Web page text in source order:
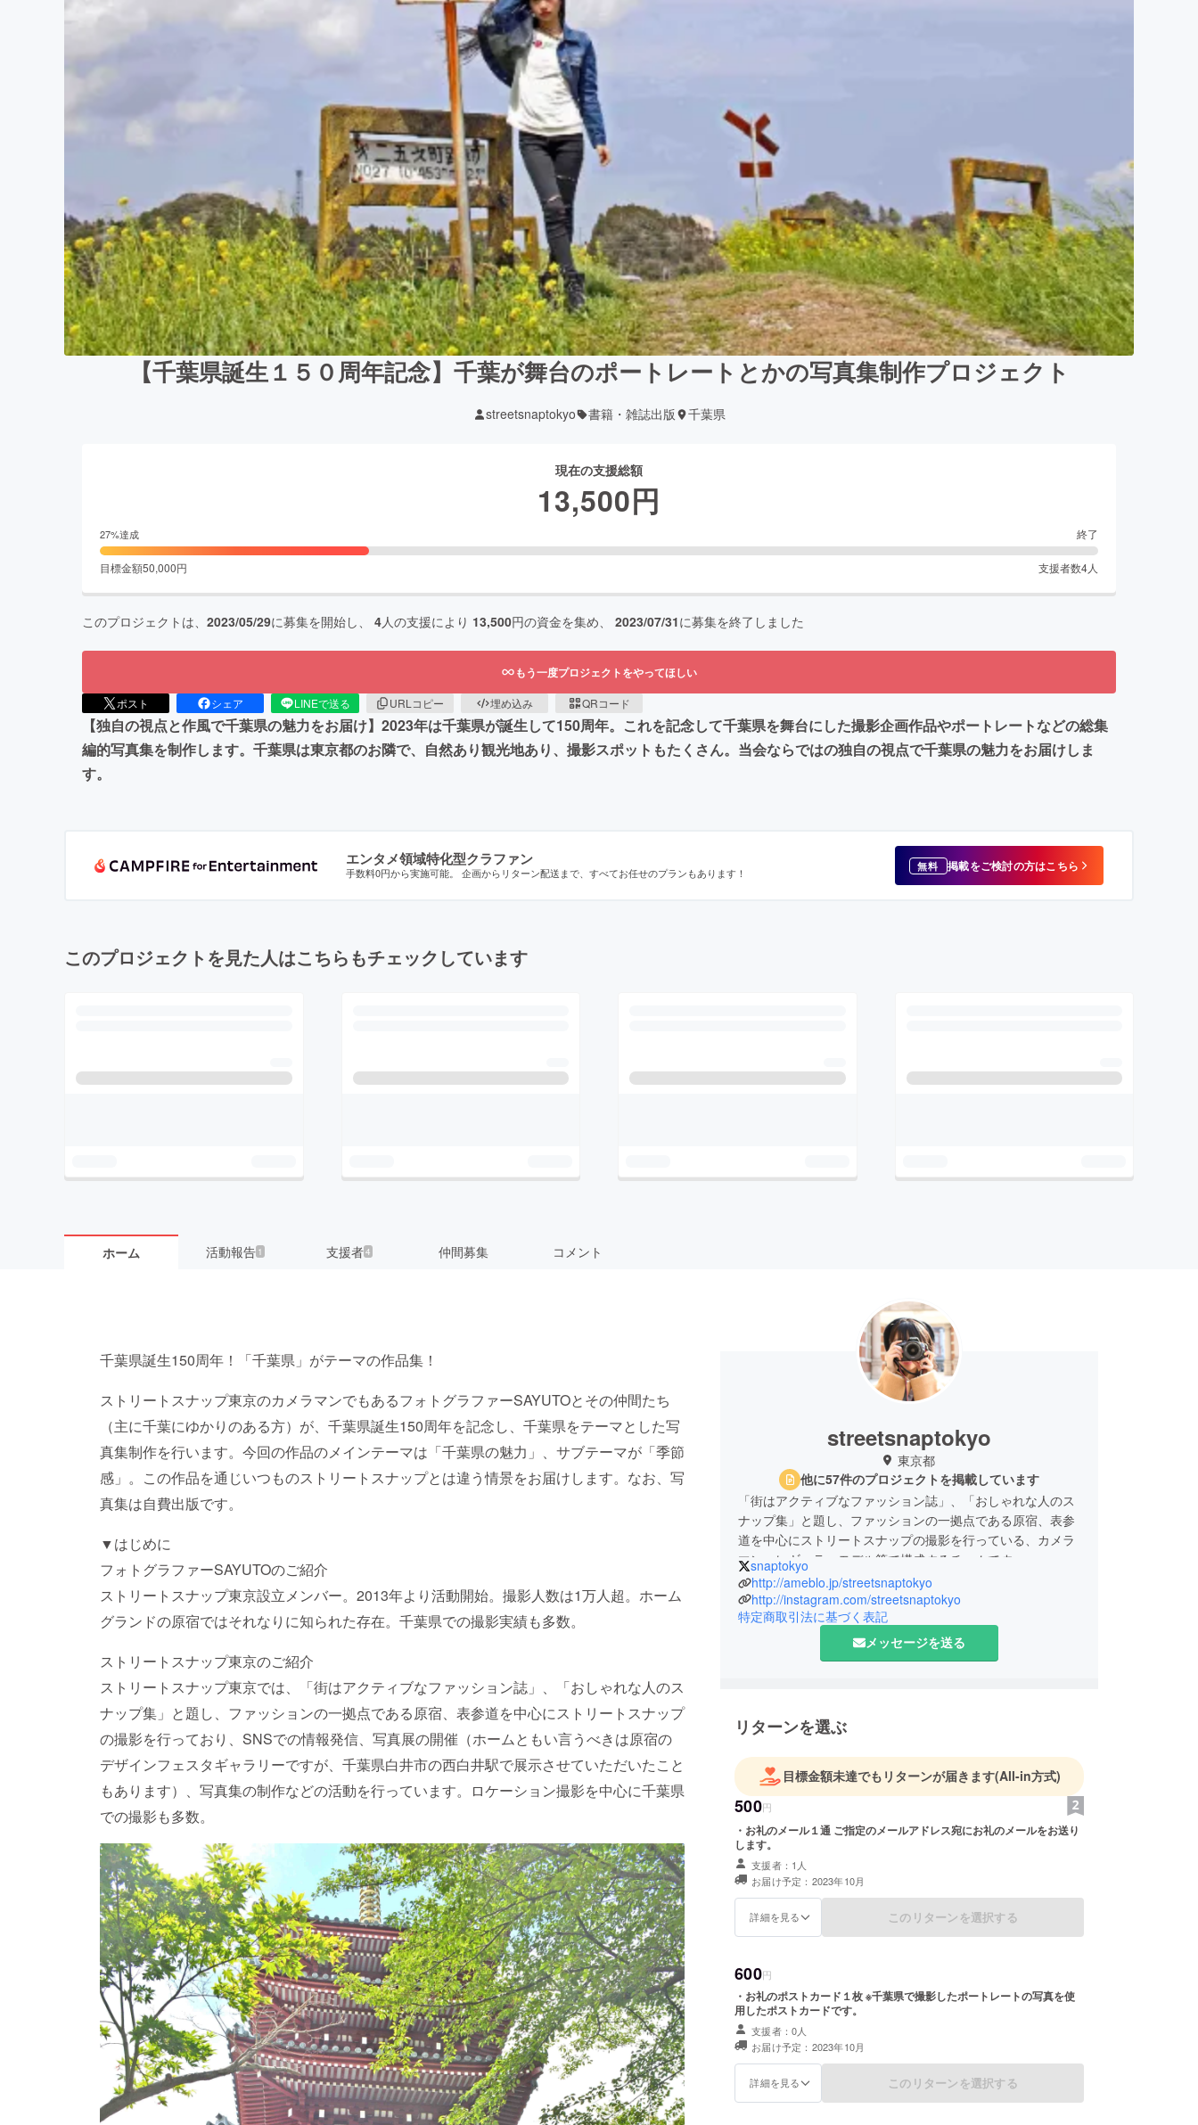
【千葉県誕生１５０周年記念】千葉が舞台のポートレートとかの写真集制作プロジェクト
streetsnaptokyo 書籍・雑誌出版 千葉県
現在の支援総額
13,500円
27%達成 終了
目標金額50,000円 支援者数4人
このプロジェクトは、 2023/05/29に募集を開始し、 4人の支援により 13,500円の資金を集め、 2023/07/31に募集を終了しました
もう一度プロジェクトをやってほしい
ポスト シェア LINEで送る URLコピー 埋め込み QRコード
【独自の視点と作風で千葉県の魅力をお届け】2023年は千葉県が誕生して150周年。これを記念して千葉県を舞台にした撮影企画作品やポートレートなどの総集
編的写真集を制作します。千葉県は東京都のお隣で、自然あり観光地あり、撮影スポットもたくさん。当会ならではの独自の視点で千葉県の魅力をお届けしま
す。
エンタメ領域特化型クラファン
手数料0円から実施可能。 企画からリターン配送まで、すべてお任せのプランもあります！ 無料 掲載をご検討の方はこちら
このプロジェクトを見た人はこちらもチェックしています
ホーム 活動報告 1 支援者4 仲間募集 コメント
千葉県誕生150周年！「千葉県」がテーマの作品集！
ストリートスナップ東京のカメラマンでもあるフォトグラファーSAYUTOとその仲間たち
（主に千葉にゆかりのある方）が、千葉県誕生150周年を記念し、千葉県をテーマとした写
真集制作を行います。今回の作品のメインテーマは「千葉県の魅力」、サブテーマが「季節
感」。この作品を通じいつものストリートスナップとは違う情景をお届けします。なお、写
真集は自費出版です。
▼はじめに
フォトグラファーSAYUTOのご紹介
ストリートスナップ東京設立メンバー。2013年より活動開始。撮影人数は1万人超。ホーム
グランドの原宿ではそれなりに知られた存在。千葉県での撮影実績も多数。
ストリートスナップ東京のご紹介
ストリートスナップ東京では、「街はアクティブなファッション誌」、「おしゃれな人のス
ナップ集」と題し、ファッションの一拠点である原宿、表参道を中心にストリートスナップ
の撮影を行っており、SNSでの情報発信、写真展の開催（ホームともい言うべきは原宿の
デザインフェスタギャラリーですが、千葉県白井市の西白井駅で展示させていただいたこと
もあります）、写真集の制作などの活動を行っています。ロケーション撮影を中心に千葉県
での撮影も多数。
streetsnaptokyo
東京都
他に57件のプロジェクトを掲載しています
「街はアクティブなファッション誌」、「おしゃれな人のス
ナップ集」と題し、ファッションの一拠点である原宿、表参
道を中心にストリートスナップの撮影を行っている、カメラ
マン、レギュラーモデル等で構成するチームです。
2023年に設立10周年を迎え、活動の幅を広げるべく、コラボ
でのプロジェクトに力を入れていくことにしました。
snaptokyo
http://ameblo.jp/streetsnaptokyo
http://instagram.com/streetsnaptokyo
特定商取引法に基づく表記
メッセージを送る
リターンを選ぶ
目標金額未達でもリターンが届きます(All-in方式)
500円
・お礼のメール１通 ご指定のメールアドレス宛にお礼のメールをお送り
します。
支援者：1人
お届け予定：2023年10月
詳細を見る このリターンを選択する
600円
・お礼のポストカード１枚 ※千葉県で撮影したポートレートの写真を使
用したポストカードです。
支援者：0人
お届け予定：2023年10月
詳細を見る このリターンを選択する